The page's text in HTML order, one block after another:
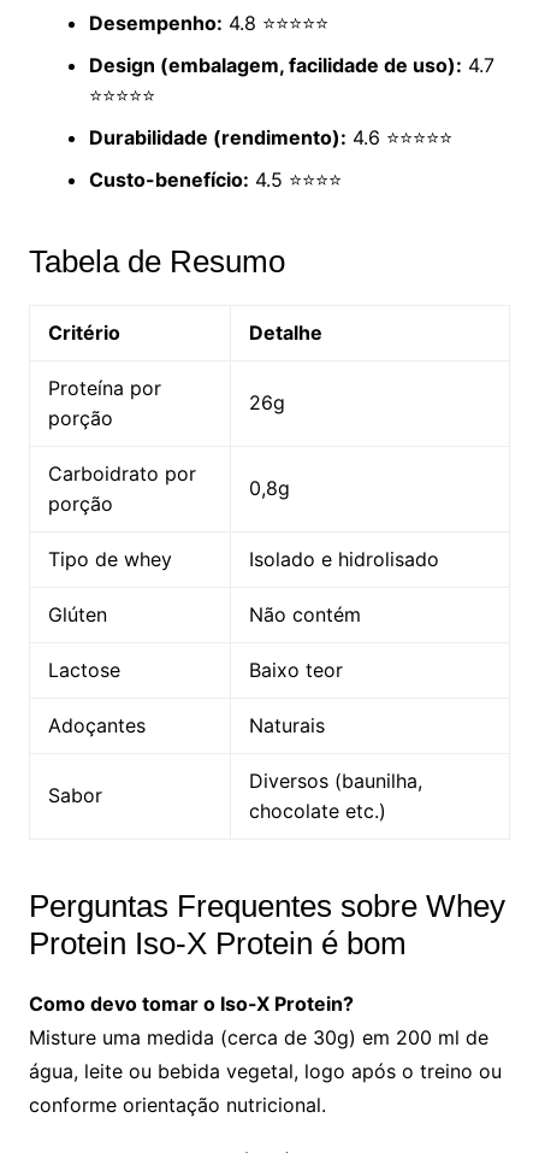
Desempenho: 4.8 ⭐⭐⭐⭐⭐
Design (embalagem, facilidade de uso): 4.7
⭐⭐⭐⭐⭐
Durabilidade (rendimento): 4.6 ⭐⭐⭐⭐⭐
Custo-benefício: 4.5 ⭐⭐⭐⭐
Tabela de Resumo
Critério Detalhe
Proteína por
porção
26g
Carboidrato por
porção
0,8g
Tipo de whey Isolado e hidrolisado
Glúten Não contém
Lactose Baixo teor
Adoçantes Naturais
Sabor
Diversos (baunilha,
chocolate etc.)
Perguntas Frequentes sobre Whey
Protein Iso-X Protein é bom
Como devo tomar o Iso-X Protein?
Misture uma medida (cerca de 30g) em 200 ml de
água, leite ou bebida vegetal, logo após o treino ou
conforme orientação nutricional.